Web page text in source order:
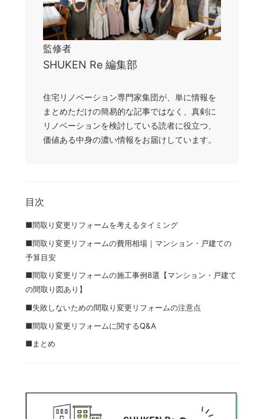
監修者
SHUKEN Re 編集部
住宅リノベーション専門家集団が、単に情報を
まとめただけの簡易的な記事ではなく、真剣に
リノベーションを検討している読者に役立つ、
価値ある中身の濃い情報をお届けしています。
目次
■間取り変更リフォームを考えるタイミング
■間取り変更リフォームの費用相場｜マンション・戸建ての
予算目安
■間取り変更リフォームの施工事例8選【マンション・戸建て
の間取り図あり】
■失敗しないための間取り変更リフォームの注意点
■間取り変更リフォームに関するQ&A
■まとめ